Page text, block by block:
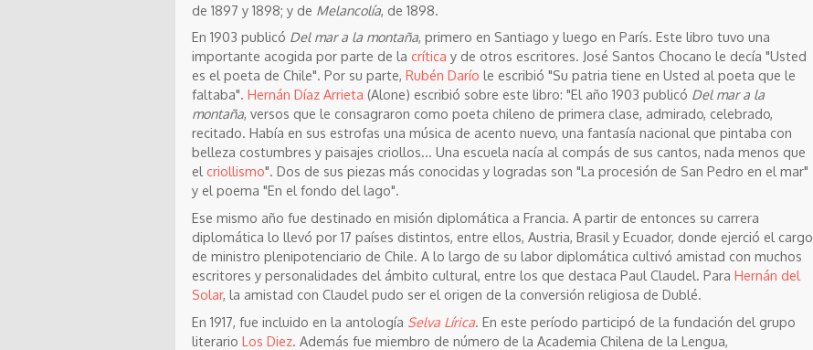
de 1897 y 1898; y de Melancolía, de 1898.
En 1903 publicó Del mar a la montaña, primero en Santiago y luego en París. Este libro tuvo una
importante acogida por parte de la crítica y de otros escritores. José Santos Chocano le decía "Usted
es el poeta de Chile". Por su parte, Rubén Darío le escribió "Su patria tiene en Usted al poeta que le
faltaba". Hernán Díaz Arrieta (Alone) escribió sobre este libro: "El año 1903 publicó Del mar a la
montaña, versos que le consagraron como poeta chileno de primera clase, admirado, celebrado,
recitado. Había en sus estrofas una música de acento nuevo, una fantasía nacional que pintaba con
belleza costumbres y paisajes criollos... Una escuela nacía al compás de sus cantos, nada menos que
el criollismo". Dos de sus piezas más conocidas y logradas son "La procesión de San Pedro en el mar"
y el poema "En el fondo del lago".
Ese mismo año fue destinado en misión diplomática a Francia. A partir de entonces su carrera
diplomática lo llevó por 17 países distintos, entre ellos, Austria, Brasil y Ecuador, donde ejerció el cargo
de ministro plenipotenciario de Chile. A lo largo de su labor diplomática cultivó amistad con muchos
escritores y personalidades del ámbito cultural, entre los que destaca Paul Claudel. Para Hernán del
Solar, la amistad con Claudel pudo ser el origen de la conversión religiosa de Dublé.
En 1917, fue incluido en la antología Selva Lírica. En este período participó de la fundación del grupo
literario Los Diez. Además fue miembro de número de la Academia Chilena de la Lengua,